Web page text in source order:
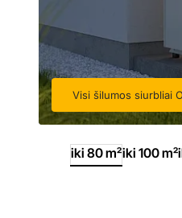
Visi šilumos siurbliai
iki 80 m²iki 100 m²